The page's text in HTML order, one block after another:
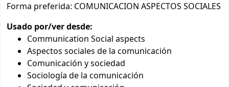
Forma preferida: COMUNICACION ASPECTOS SOCIALES
Usado por/ver desde:
Communication Social aspects
Aspectos sociales de la comunicación
Comunicación y sociedad
Sociología de la comunicación